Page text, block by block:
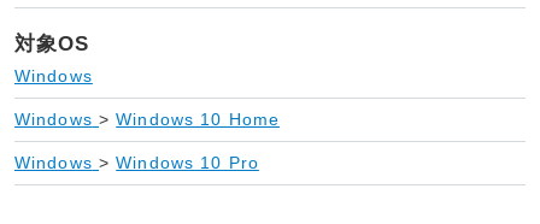
対象OS
Windows
Windows > Windows 10 Home
Windows > Windows 10 Pro